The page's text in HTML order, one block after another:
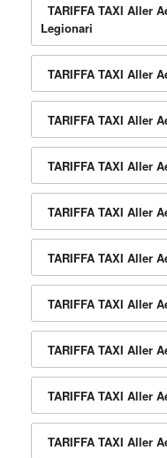
TARIFFA TAXI Aller
Legionari
TARIFFA TAXI Aller
TARIFFA TAXI Aller
TARIFFA TAXI Aller
TARIFFA TAXI Aller
TARIFFA TAXI Aller
TARIFFA TAXI Aller
TARIFFA TAXI Aller
TARIFFA TAXI Aller
TARIFFA TAXI Aller